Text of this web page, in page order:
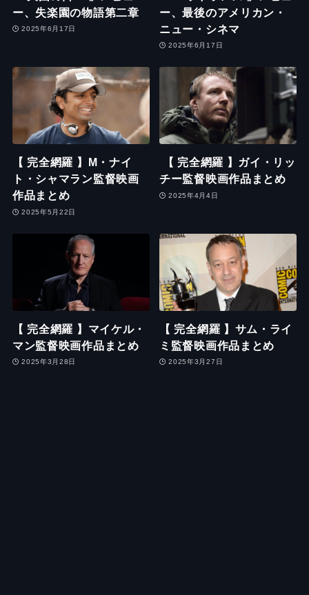
ー、失楽園の物語第二章
2025年6月17日
ー、最後のアメリカン・
ニュー・シネマ
2025年6月17日
【 完全網羅 】M・ナイ
ト・シャマラン監督映画
作品まとめ
2025年5月22日
【 完全網羅 】ガイ・リッ
チー監督映画作品まとめ
2025年4月4日
【 完全網羅 】マイケル・
マン監督映画作品まとめ
2025年3月28日
【 完全網羅 】サム・ライ
ミ監督映画作品まとめ
2025年3月27日